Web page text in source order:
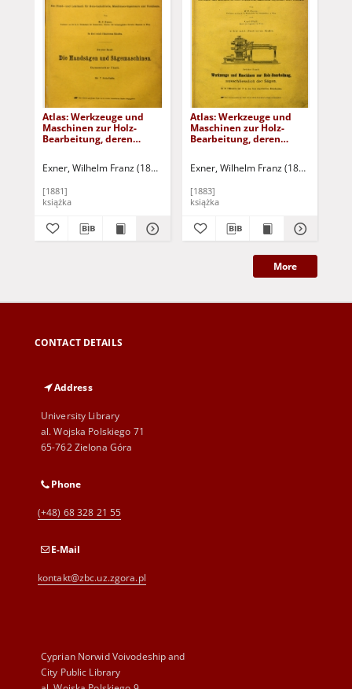
Atlas: Werkzeuge und
Maschinen zur Holz-
Bearbeitung, deren
Leistungsfähigkeit
Exner, Wilhelm Franz (1840-1931)
[1881]
książka
Atlas: Werkzeuge und
Maschinen zur Holz-
Bearbeitung, deren
Leistungsfähigkeit
Exner, Wilhelm Franz (1840-1931)
[1883]
książka
More
CONTACT DETAILS
Address
University Library
al. Wojska Polskiego 71
65-762 Zielona Góra
Phone
(+48) 68 328 21 55
E-Mail
kontakt@zbc.uz.zgora.pl
Cyprian Norwid Voivodeship and
City Public Library